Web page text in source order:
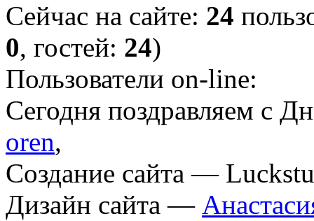
Сейчас на сайте: 24
0, гостей: 24)
Пользователи on-line:
Cегодня поздравляем с
oren,
Создание сайта —
Дизайн сайта —